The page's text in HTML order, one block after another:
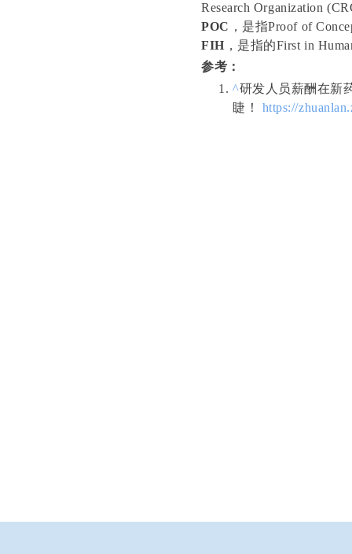
Research Organization
POC ，是指Proof of
FIH ，是指的First in
参考：
^研发人员薪酬在新
睫！ https://